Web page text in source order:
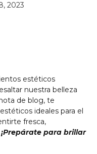
2023
estéticos
nuestra belleza
de blog, te
ideales para el
fresca,
¡Prepárate para brillar